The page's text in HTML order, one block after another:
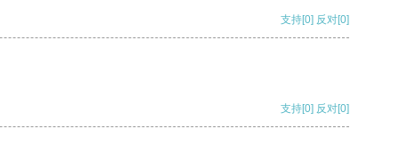
支持[0] 反对[0]
支持[0] 反对[0]